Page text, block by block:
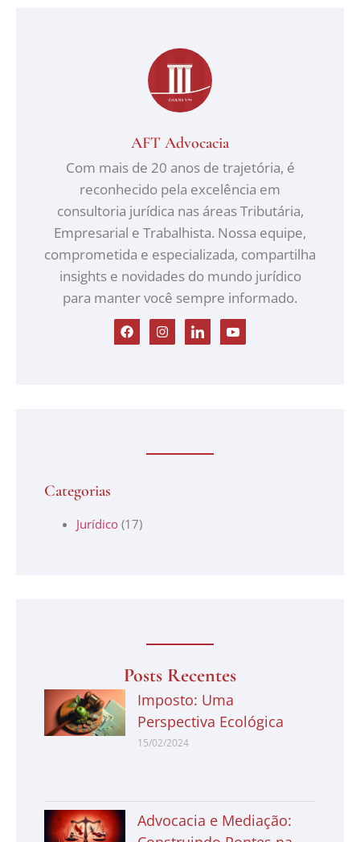
AFT Advocacia
Com mais de 20 anos de trajetória, é
reconhecido pela excelência em
consultoria jurídica nas áreas Tributária,
Empresarial e Trabalhista. Nossa equipe,
comprometida e especializada, compartilha
insights e novidades do mundo jurídico
para manter você sempre informado.
Categorias
Jurídico (17)
Posts Recentes
Imposto: Uma
Perspectiva Ecológica
15/02/2024
Advocacia e Mediação: